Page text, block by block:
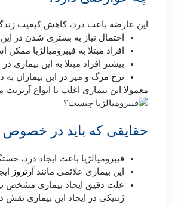
این عارضه باعث درد، کاهش کیفیت
احتمال نیاز به بستری شدن در
افراد مبتلا به فیبرومیالژیا
بیشتر افراد مبتلا به این
نرخ مرگ و میر در این بیماران
معمولا این بیماری اغلب با انواع آرتریت
حقایقی که باید در خصوص
فیبرومیالژیا باعث ایجاد درد،
این بیماری علائمی مانند آرتروز
علت دقیق ایجاد بیماری مشخص
ژنتیکی در ایجاد این بیماری نقش